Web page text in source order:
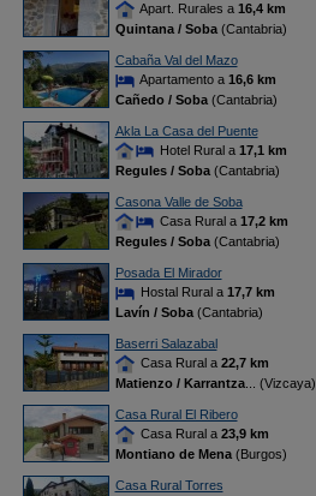
Apart. Rurales a 16,4 km
Quintana / Soba(Cantabria)
Cabaña Val del Mazo
Apartamento a 16,6 km
Cañedo / Soba(Cantabria)
Akla La Casa del Puente
Hotel Rural a 17,1 km
Regules / Soba(Cantabria)
Casona Valle de Soba
Casa Rural a 17,2 km
Regules / Soba(Cantabria)
Posada El Mirador
Hostal Rural a 17,7 km
Lavín / Soba(Cantabria)
Baserri Salazabal
Casa Rural a 22,7 km
Matienzo / Karrantza... (Vizcaya)
Casa Rural El Ribero
Casa Rural a 23,9 km
Montiano de Mena(Burgos)
Casa Rural Torres